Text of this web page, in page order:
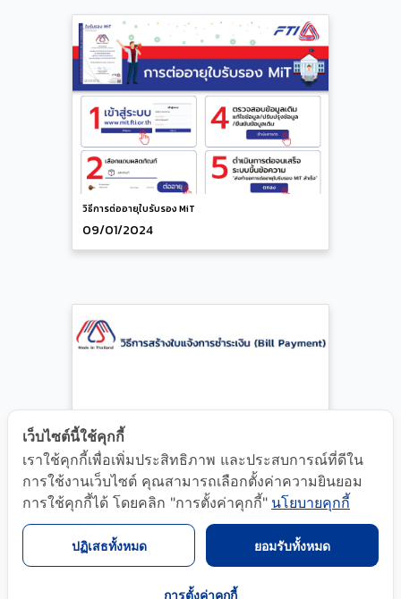
วิธีการต่ออายุใบรับรอง MiT
09/01/2024
วิธีการสร้างใบแจ้งการชําระเงิน (BillPayment)
15/05/2024
เว็บไซต์นี้ใช้คุกกี้
เราใช้คุกกี้เพื่อเพิ่มประสิทธิภาพ และประสบการณ์ที่ดีใน
การใช้งานเว็บไซต์ คุณสามารถเลือกตั้งค่าความยินยอม
การใช้คุกกี้ได้ โดยคลิก "การตั้งค่าคุกกี้" นโยบายคุกกี้
ปฏิเสธทั้งหมด ยอมรับทั้งหมด
การตั้งค่าคุกกี้